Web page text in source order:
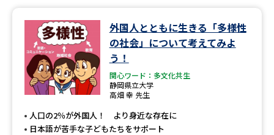
外国人とともに生きる「多様性
の社会」について考えてみよ
う！
関心ワード：多文化共生
静岡県立大学
高畑 幸 先生
人口の2％が外国人！ より身近な存在に
日本語が苦手な子どもたちをサポート